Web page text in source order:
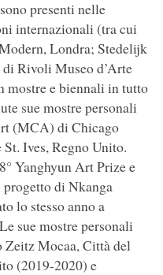
presenti nelle
internazionali (tra cui
Londra; Stedelijk
Rivoli Museo d’Arte
mostre e biennali in tutto
sue mostre personali
(MCA) di Chicago
Ives, Regno Unito.
Yanghyun Art Prize e
di Nkanga
lo stesso anno a
sue mostre personali
Zeitz Mocaa, Città del
(2019-2020) e